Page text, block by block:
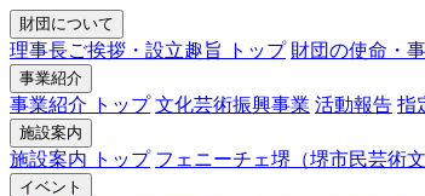
財団について
理事長ご挨拶・設立趣旨 トップ 財団の使命・
事業紹介
事業紹介 トップ 文化芸術振興事業 活動報告 指
施設案内
施設案内 トップ フェニーチェ堺（堺市民芸術文
イベント